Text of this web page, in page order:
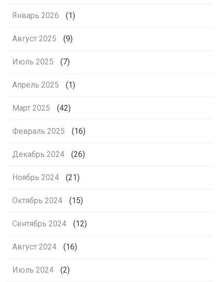
Январь 2026 (1)
Август 2025 (9)
Июль 2025 (7)
Апрель 2025 (1)
Март 2025 (42)
Февраль 2025 (16)
Декабрь 2024 (26)
Ноябрь 2024 (21)
Октябрь 2024 (15)
Сентябрь 2024 (12)
Август 2024 (16)
Июль 2024 (2)